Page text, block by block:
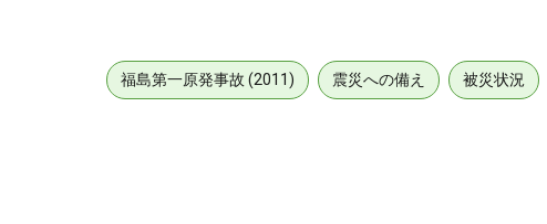
福島第一原発事故 (2011) 震災への備え 被災状況